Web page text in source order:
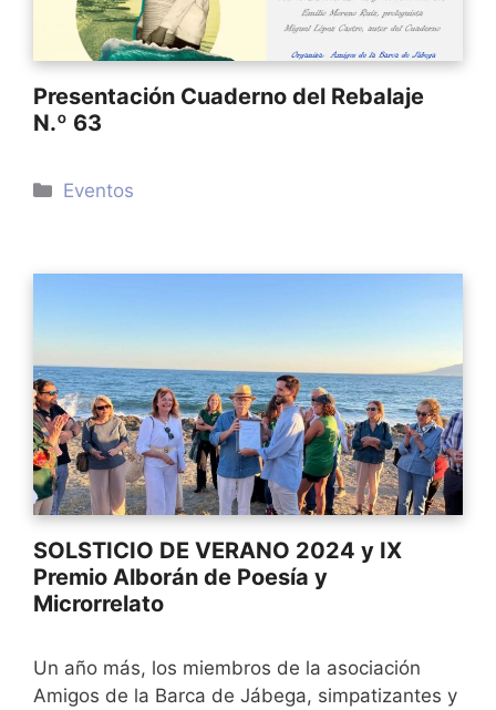
Presentación Cuaderno del Rebalaje
N.º 63
Categorías
Eventos
SOLSTICIO DE VERANO 2024 y IX
Premio Alborán de Poesía y
Microrrelato
Un año más, los miembros de la asociación
Amigos de la Barca de Jábega, simpatizantes y